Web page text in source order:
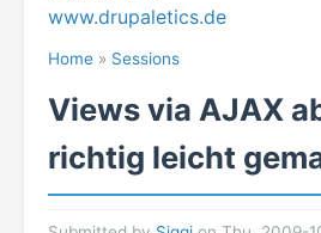
www.drupaletics.de
Home » Sessions
Views via AJAX
richtig leicht